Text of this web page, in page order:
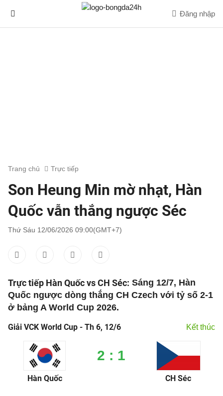
Đăng nhập
Trang chủ Trực tiếp
Son Heung Min mờ nhạt, Hàn
Quốc vẫn thắng ngược Séc
Thứ Sáu 12/06/2026 09:00(GMT+7)
Trực tiếp Hàn Quốc vs CH Séc: Sáng 12/7, Hàn
Quốc ngược dòng thắng CH Czech với tỷ số 2-1
ở bảng A World Cup 2026.
Giải VCK World Cup - Th 6, 12/6 Kết thúc
Hàn Quốc
2 : 1
CH Séc